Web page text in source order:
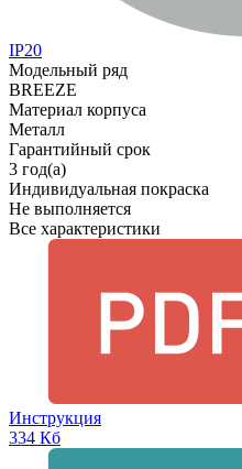
IP20
Модельный ряд
BREEZE
Материал корпуса
Металл
Гарантийный срок
3 год(а)
Индивидуальная покраска
Не выполняется
Все характеристики
Инструкция
334 Кб